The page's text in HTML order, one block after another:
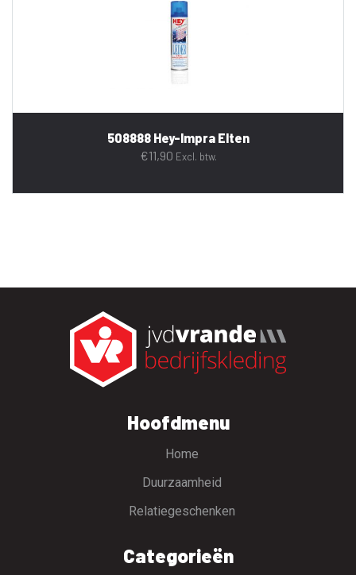
508888 Hey-Impra Elten
€11,90 Excl. btw.
Hoofdmenu
Home
Duurzaamheid
Relatiegeschenken
Categorieën